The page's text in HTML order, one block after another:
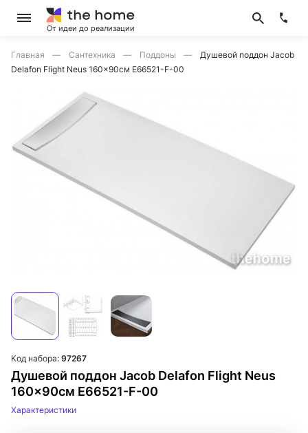
От идеи до реализации
Главная Сантехника Поддоны
Душевой поддон Jacob
Delafon Flight Neus 160x90см E66521-F-00
Душевой поддон Jacob Delafon Flight Neus
160x90см E66521-F-00
Код набора: 97267
Характеристики